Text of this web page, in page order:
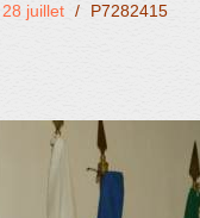
28 juillet / P7282415